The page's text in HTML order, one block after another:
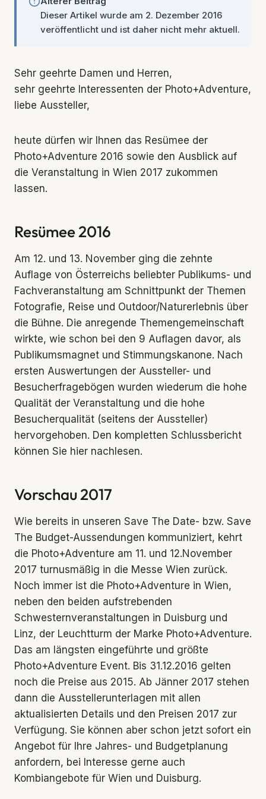
Dieser Artikel wurde am 2. Dezember 2016
veröffentlicht und ist daher nicht mehr aktuell.
Sehr geehrte Damen und Herren,
sehr geehrte Interessenten der Photo+Adventure,
liebe Aussteller,
heute dürfen wir Ihnen das Resümee der
Photo+Adventure 2016 sowie den Ausblick auf
die Veranstaltung in Wien 2017 zukommen
lassen.
Resümee 2016
Am 12. und 13. November ging die zehnte
Auflage von Österreichs beliebter Publikums- und
Fachveranstaltung am Schnittpunkt der Themen
Fotografie, Reise und Outdoor/Naturerlebnis über
die Bühne. Die anregende Themengemeinschaft
wirkte, wie schon bei den 9 Auflagen davor, als
Publikumsmagnet und Stimmungskanone. Nach
ersten Auswertungen der Aussteller- und
Besucherfragebögen wurden wiederum die hohe
Qualität der Veranstaltung und die hohe
Besucherqualität (seitens der Aussteller)
hervorgehoben. Den kompletten Schlussbericht
können Sie hier nachlesen.
Vorschau 2017
Wie bereits in unseren Save The Date- bzw. Save
The Budget-Aussendungen kommuniziert, kehrt
die Photo+Adventure am 11. und 12.November
2017 turnusmäßig in die Messe Wien zurück.
Noch immer ist die Photo+Adventure in Wien,
neben den beiden aufstrebenden
Schwesternveranstaltungen in Duisburg und
Linz, der Leuchtturm der Marke Photo+Adventure.
Das am längsten eingeführte und größte
Photo+Adventure Event. Bis 31.12.2016 gelten
noch die Preise aus 2015. Ab Jänner 2017 stehen
dann die Ausstellerunterlagen mit allen
aktualisierten Details und den Preisen 2017 zur
Verfügung. Sie können aber schon jetzt sofort ein
Angebot für Ihre Jahres- und Budgetplanung
anfordern, bei Interesse gerne auch
Kombiangebote für Wien und Duisburg.